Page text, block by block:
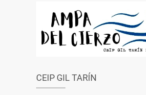
CEIP GIL TARÍN